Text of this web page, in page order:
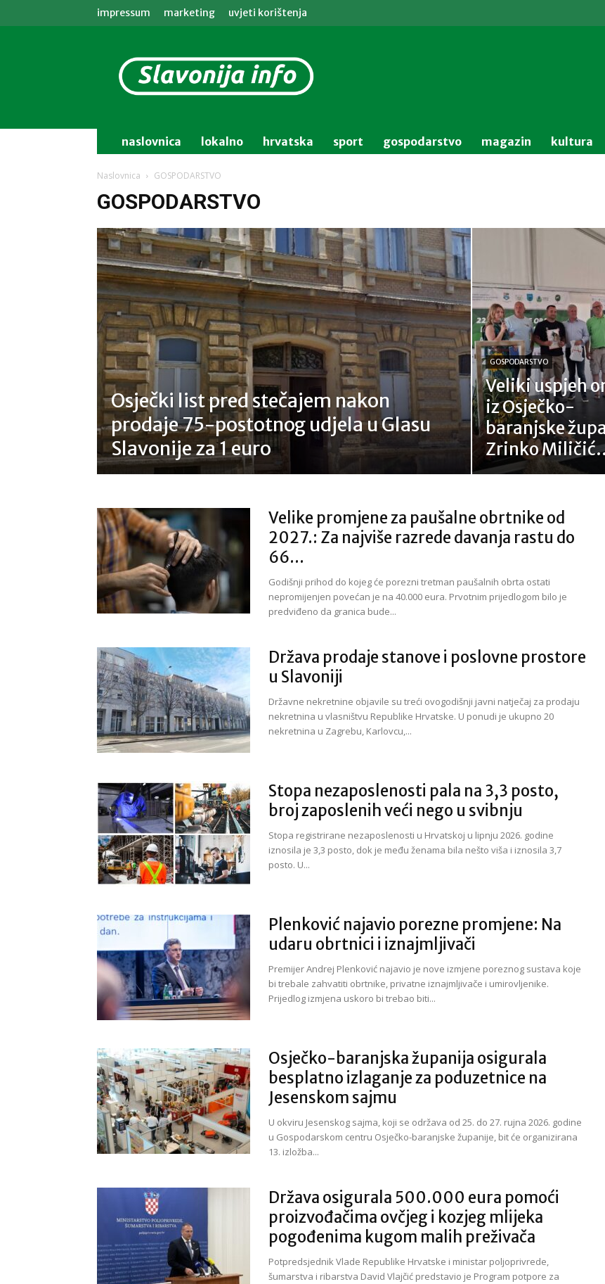
impressum marketing uvjeti korištenja
info
naslovnica lokalno hrvatska sport gospodarstvo magazin kultura
Naslovnica GOSPODARSTVO
GOSPODARSTVO
Osječki list pred stečajem nakon
prodaje 75-postotnog udjela u Glasu
Slavonije za 1 euro
GOSPODARSTVO
Veliki uspjeh
iz Osječko-
baranjske
Zrinko
Velike promjene za paušalne obrtnike od
2027.: Za najviše razrede davanja rastu do
66...
Godišnji prihod do kojeg će porezni tretman paušalnih obrta ostati
nepromijenjen povećan je na 40.000 eura. Prvotnim prijedlogom bilo je
predviđeno da granica bude...
Država prodaje stanove i poslovne prostore
u Slavoniji
Državne nekretnine objavile su treći ovogodišnji javni natječaj za prodaju
nekretnina u vlasništvu Republike Hrvatske. U ponudi je ukupno 20
nekretnina u Zagrebu, Karlovcu,...
Stopa nezaposlenosti pala na 3,3 posto,
broj zaposlenih veći nego u svibnju
Stopa registrirane nezaposlenosti u Hrvatskoj u lipnju 2026. godine
iznosila je 3,3 posto, dok je među ženama bila nešto viša i iznosila 3,7
posto. U...
Plenković najavio porezne promjene: Na
udaru obrtnici i iznajmljivači
Premijer Andrej Plenković najavio je nove izmjene poreznog sustava koje
bi trebale zahvatiti obrtnike, privatne iznajmljivače i umirovljenike.
Prijedlog izmjena uskoro bi trebao biti...
Osječko-baranjska županija osigurala
besplatno izlaganje za poduzetnice na
Jesenskom sajmu
U okviru Jesenskog sajma, koji se održava od 25. do 27. rujna 2026. godine
u Gospodarskom centru Osječko-baranjske županije, bit će organizirana
13. izložba...
Država osigurala 500.000 eura pomoći
proizvođačima ovčjeg i kozjeg mlijeka
pogođenima kugom malih preživača
Potpredsjednik Vlade Republike Hrvatske i ministar poljoprivrede,
šumarstva i ribarstva David Vlajčić predstavio je Program potpore za